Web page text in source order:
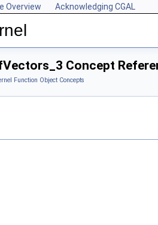
Overview Acknowledging CGAL
Concept
Function Object Concepts